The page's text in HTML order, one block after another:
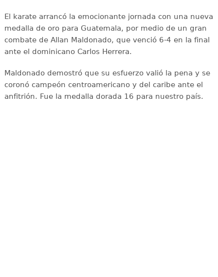
El karate arrancó la emocionante jornada con una nueva
medalla de oro para Guatemala, por medio de un gran
combate de Allan Maldonado, que venció 6-4 en la final
ante el dominicano Carlos Herrera.
Maldonado demostró que su esfuerzo valió la pena y se
coronó campeón centroamericano y del caribe ante el
anfitrión. Fue la medalla dorada 16 para nuestro país.